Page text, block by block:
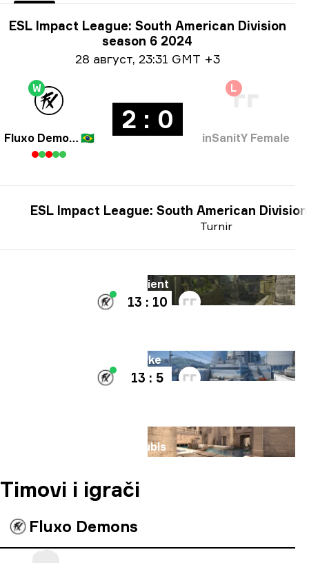
Informacije o turniru
ESL Impact League: South American Division
season 6 2024
Informacije o datumu
28 август, 23:31 GMT +3
W
Fluxo Demons 🇧🇷
2 : 0
L
inSanitY Female
Turnir
ESL Impact League: South American
Ancient
13 : 10
Nuke
13 : 5
Anubis
Timovi i igrači
Fluxo Demons